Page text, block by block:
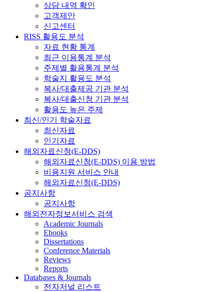
상담 내역 확인
고객제안
신고센터
RISS 활용도 분석
자료 현황 통계
최근 이용통계 분석
주제별 활용통계 분석
학술지 활용도 분석
복사/대출제공 기관 분석
복사/대출신청 기관 분석
활용도 높은 주제
최신/인기 학술자료
최신자료
인기자료
해외자료신청(E-DDS)
해외자료신청(E-DDS) 이용 방법
비용지원 서비스 안내
해외자료신청(E-DDS)
공지사항
공지사항
해외전자정보서비스 검색
Academic Journals
Ebooks
Dissertations
Conference Materials
Reviews
Reports
Databases & Journals
전자저널 리스트